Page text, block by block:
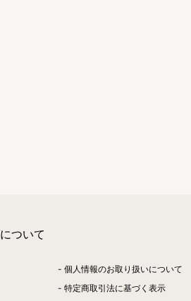
ついて
個人情報のお取り扱いについて
特定商取引法に基づく表示